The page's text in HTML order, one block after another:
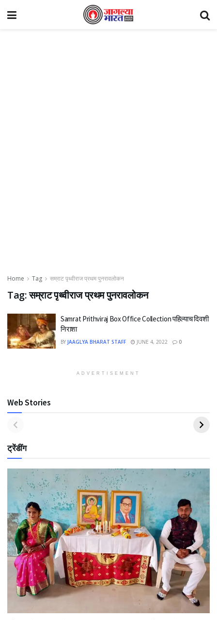
Home Tag सम्राट पृथ्वीराज प्रथम पुनरावलोकन
Tag:सम्राट पृथ्वीराज प्रथम पुनरावलोकन
Samrat Prithviraj Box Office Collection पहिल्याच दिवशी
निराशा
BY JAAGLYA BHARAT STAFF JUNE 4, 2022 0
ADVERTISEMENT
Web Stories
ट्रेंडींग